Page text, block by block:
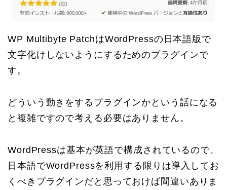
WP Multibyte PatchはWordPressの日本語版で
文字化けしないようにするためのプラグインで
す。
どういう動きをするプラグインかという話になる
と複雑ですので考える必要はありません。
WordPressは基本が英語で構成されているので、
日本語でWordPressを利用する限りは導入してお
くべきプラグインだと思っておけば間違いありま